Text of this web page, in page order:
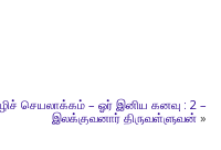
செயலாக்கம் – ஓர் இனிய கனவு : 2 –
இலக்குவனார் திருவள்ளுவன் »